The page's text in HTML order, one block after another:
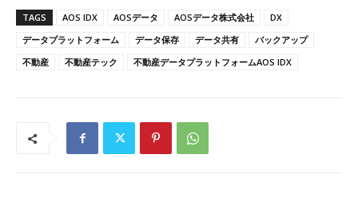
TAGS AOS IDX AOSデータ AOSデータ株式会社
DX
データプラットフォーム
データ保存 データ共有
バックアップ
不動産
不動産テック 不動産データプラットフォームAOS IDX